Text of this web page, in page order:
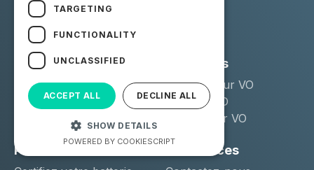
Solutions
Moba Certify Pro
Boutique
Industries
Remarketeur VO
Loueur LLD
Distributeur VO
Particuliers Ressources
TARGETING
FUNCTIONALITY
UNCLASSIFIED
ACCEPT ALL DECLINE ALL
SHOW DETAILS
POWERED BY COOKIESCRIPT